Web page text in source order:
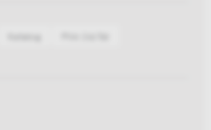
Katalog